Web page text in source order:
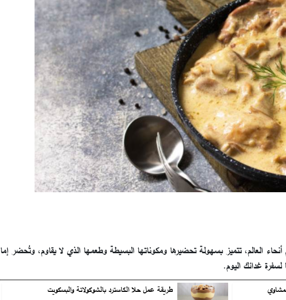
العالم، تتميز بسهولة تحضيرها ومكوناتها البسيطة وطعمها الذي لا يقاوم، وتُحضر إما
غدائك اليوم.
طريقة عمل حلا الكاسترد بالشوكولاتة والبسكويت